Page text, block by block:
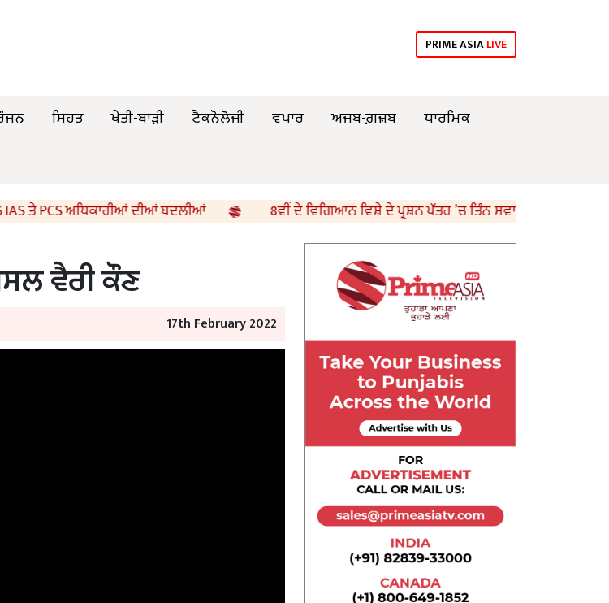
PRIME ASIALIVE
ਸਿਹਤ ਖੇਤੀ-ਬਾੜੀ ਟੈਕਨੋਲੋਜੀ ਵਪਾਰ ਅਜਬ-ਗ਼ਜ਼ਬ
ਧਾਰਮਿਕ
ਤੇ PCS ਅਧਿਕਾਰੀਆਂ ਦੀਆਂ ਬਦਲੀਆਂ 8ਵੀਂ ਦੇ ਵਿਗਿਆਨ ਵਿਸ਼ੇ ਦੇ ਪ੍ਰਸ਼ਨ ਪੱਤਰ ’ਚ ਤਿੰਨ ਸਵਾਲ ਪਾਉਣੇ ਭੁੱਲਿਆ PSEB
ਵੈਰੀ ਕੌਣ
17th February 2022